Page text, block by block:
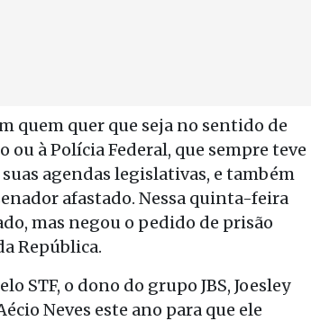
quem quer que seja no sentido de
ou à Polícia Federal, que sempre teve
agendas legislativas, e também
afastado. Nessa quinta-feira
mas negou o pedido de prisão
República.
STF, o dono do grupo JBS, Joesley
Neves este ano para que ele